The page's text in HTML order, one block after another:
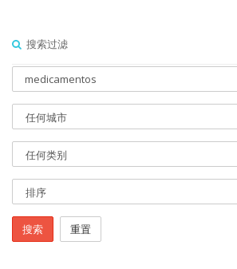
搜索过滤
搜索 重置